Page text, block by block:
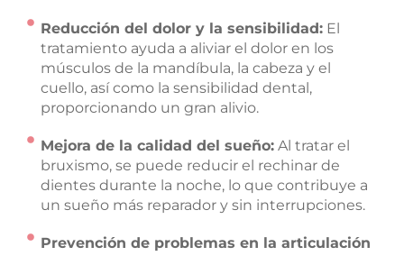
Reducción del dolor y la sensibilidad: El
tratamiento ayuda a aliviar el dolor en los
músculos de la mandíbula, la cabeza y el
cuello, así como la sensibilidad dental,
proporcionando un gran alivio.
Mejora de la calidad del sueño: Al tratar el
bruxismo, se puede reducir el rechinar de
dientes durante la noche, lo que contribuye a
un sueño más reparador y sin interrupciones.
Prevención de problemas en la articulación